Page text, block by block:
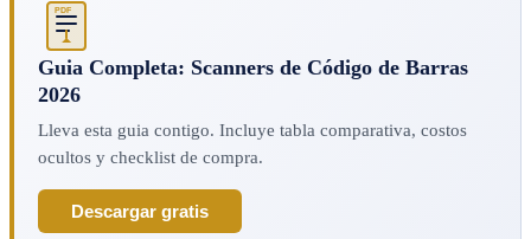
PDF
Guia Completa: Scanners de Código de Barras
2026
Lleva esta guia contigo. Incluye tabla comparativa, costos
ocultos y checklist de compra.
Descargar gratis